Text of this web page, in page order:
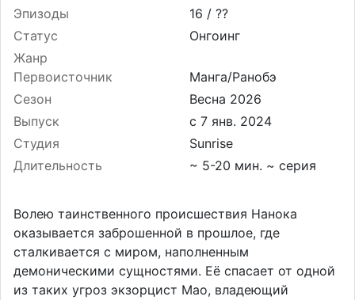
Эпизоды
16 / ??
Статус
Онгоинг
Жанр
Первоисточник
Манга/Ранобэ
Сезон
Весна 2026
Выпуск
Студия
Sunrise
Длительность
~ 5-20 мин. ~ серия
Волею таинственного происшествия Нанока
оказывается заброшенной в прошлое, где
сталкивается с миром, наполненным
демоническими сущностями. Её спасает от одной
из таких угроз экзорцист Мао, владеющий